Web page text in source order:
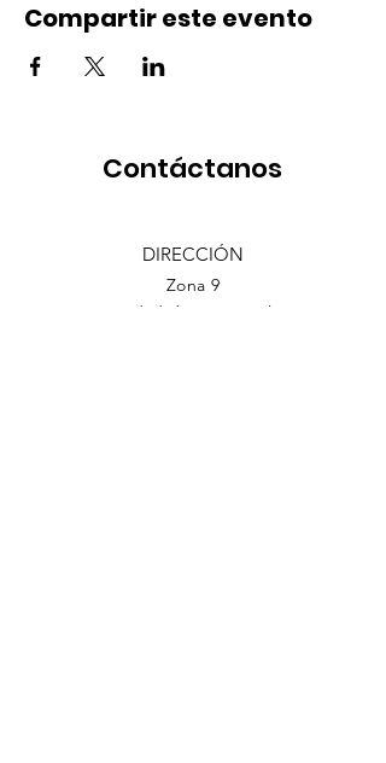
Compartir este evento
Contáctanos
DIRECCIÓN
Zona 9
Ciudad de Guatemala